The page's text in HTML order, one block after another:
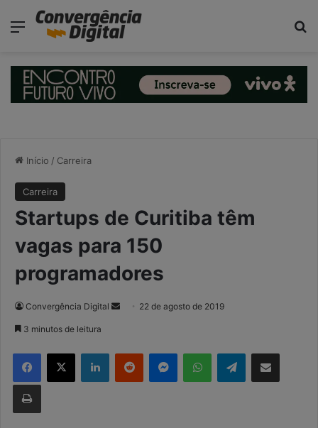
Menu
Início / Carreira
Carreira
Startups de Curitiba têm
vagas para 150
programadores
Convergência Digital
d
22 de agosto de 2019
3 minutos de leitura
Telegram